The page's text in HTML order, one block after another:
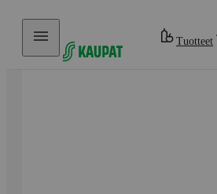
Hyppää sisältöön
Tuotteet